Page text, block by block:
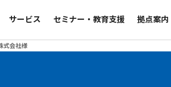
サービス セミナー・教育支援 拠点案内
式会社様